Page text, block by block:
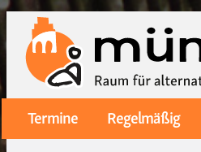
Main
navigation
Termine Regelmäßig